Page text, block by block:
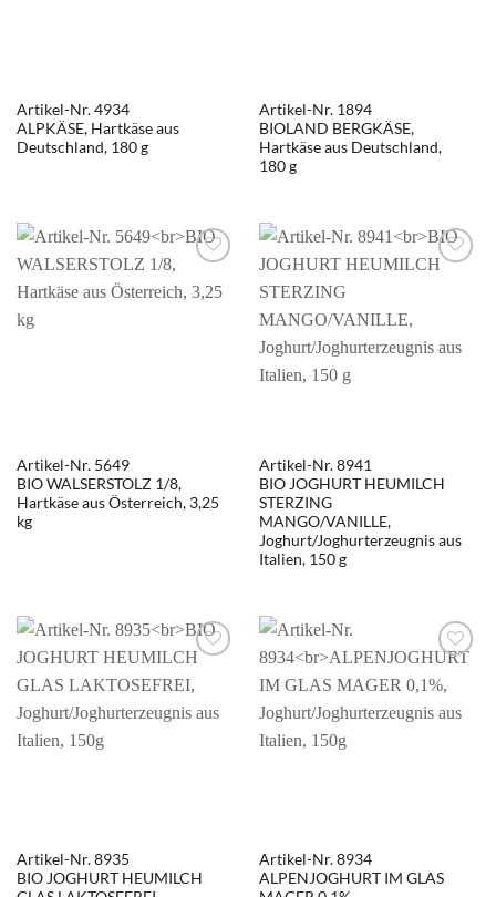
Artikel-Nr. 4934
ALPKÄSE, Hartkäse aus
Deutschland, 180 g
Artikel-Nr. 1894
BIOLAND BERGKÄSE,
Hartkäse aus Deutschland,
180 g
Artikel-Nr. 5649
BIO WALSERSTOLZ 1/8,
Hartkäse aus Österreich, 3,25
kg
Artikel-Nr. 8941
BIO JOGHURT HEUMILCH
STERZING
MANGO/VANILLE,
Joghurt/Joghurterzeugnis aus
Italien, 150 g
Artikel-Nr. 8935
BIO JOGHURT HEUMILCH
Artikel-Nr. 8934
ALPENJOGHURT IM GLAS